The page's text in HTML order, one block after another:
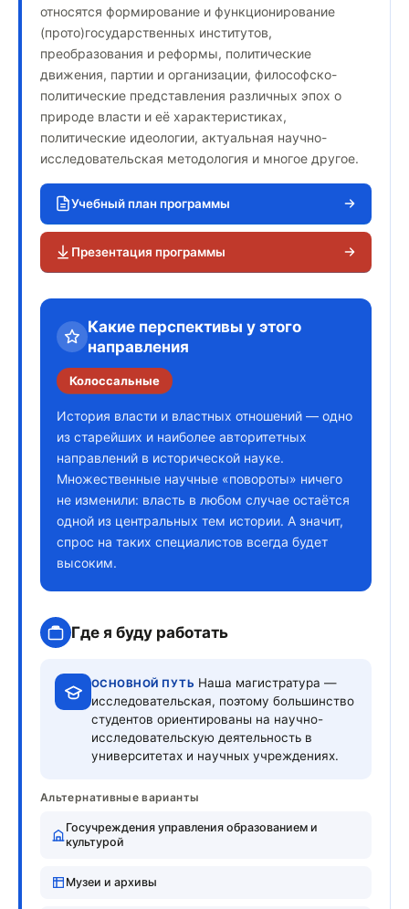
относятся формирование и функционирование
(прото)государственных институтов,
преобразования и реформы, политические
движения, партии и организации, философско-
политические представления различных эпох о
природе власти и её характеристиках,
политические идеологии, актуальная научно-
исследовательская методология и многое другое.
Учебный план программы
Презентация программы
Какие перспективы у этого
направления
Колоссальные
История власти и властных отношений — одно
из старейших и наиболее авторитетных
направлений в исторической науке.
Множественные научные «повороты» ничего
не изменили: власть в любом случае остаётся
одной из центральных тем истории. А значит,
спрос на таких специалистов всегда будет
высоким.
Где я буду работать
ОСНОВНОЙ ПУТЬ Наша магистратура —
исследовательская, поэтому большинство
студентов ориентированы на научно-
исследовательскую деятельность в
университетах и научных учреждениях.
Альтернативные варианты
Госучреждения управления образованием и
культурой
Музеи и архивы